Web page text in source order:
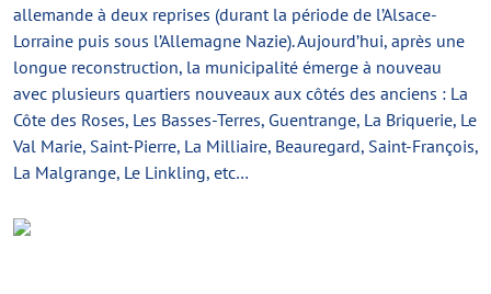
allemande à deux reprises (durant la période de l’Alsace-
Lorraine puis sous l’Allemagne Nazie). Aujourd’hui, après une
longue reconstruction, la municipalité émerge à nouveau
avec plusieurs quartiers nouveaux aux côtés des anciens : La
Côte des Roses, Les Basses-Terres, Guentrange, La Briquerie, Le
Val Marie, Saint-Pierre, La Milliaire, Beauregard, Saint-François,
La Malgrange, Le Linkling, etc…